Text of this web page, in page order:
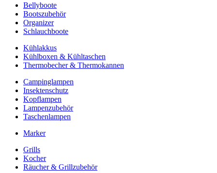
Bellyboote
Bootszubehör
Organizer
Schlauchboote
Kühlakkus
Kühlboxen & Kühltaschen
Thermobecher & Thermokannen
Campinglampen
Insektenschutz
Kopflampen
Lampenzubehör
Taschenlampen
Marker
Grills
Kocher
Räucher & Grillzubehör